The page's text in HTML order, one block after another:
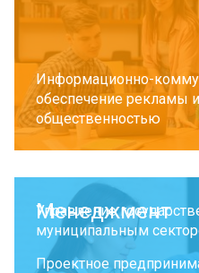
Информационно-
обеспечение рекламы
общественностью
Менеджмент
Управление
муниципальным
Проектное